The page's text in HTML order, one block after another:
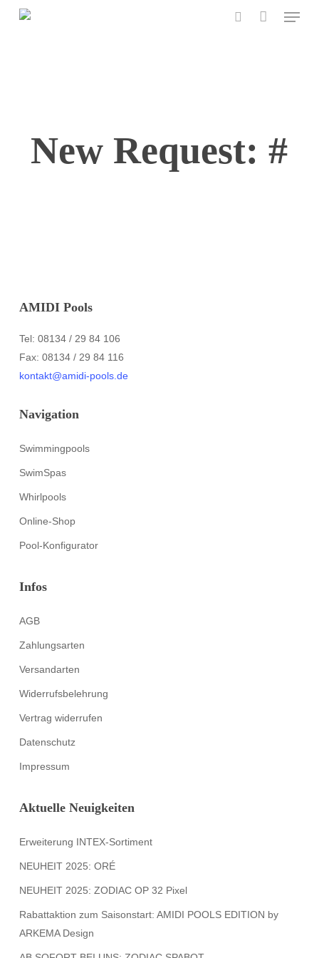
Menu
New Request: #
AMIDI Pools
Tel: 08134 / 29 84 106
Fax: 08134 / 29 84 116
kontakt@amidi-pools.de
Navigation
Swimmingpools
SwimSpas
Whirlpools
Online-Shop
Pool-Konfigurator
Infos
AGB
Zahlungsarten
Versandarten
Widerrufsbelehrung
Vertrag widerrufen
Datenschutz
Impressum
Aktuelle Neuigkeiten
Erweiterung INTEX-Sortiment
NEUHEIT 2025: ORÉ
NEUHEIT 2025: ZODIAC OP 32 Pixel
Rabattaktion zum Saisonstart: AMIDI POOLS EDITION by
ARKEMA Design